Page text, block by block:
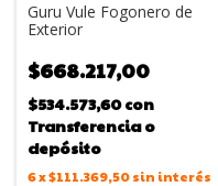
Guru Vule Fogonero de
Exterior
$668.217,00
$534.573,60con
Transferencia o
depósito
6x$111.369,50sin interés